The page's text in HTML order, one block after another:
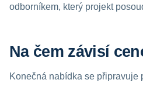
odborníkem, který projekt
Na čem závisí
Konečná nabídka se připravuje